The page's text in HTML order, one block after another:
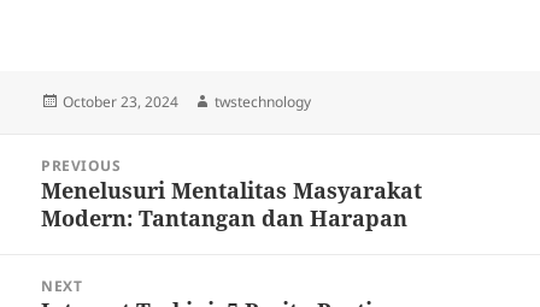
Posted
October 23, 2024 Author
twstechnology
navigation
PREVIOUS
Previous
post:
Menelusuri Mentalitas Masyarakat
Modern: Tantangan dan Harapan
NEXT